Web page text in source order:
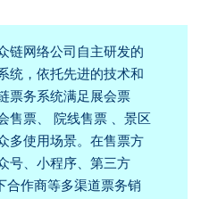
链网络公司自主研发的
统，依托先进的技术和
票务系统满足展会票
售票、 院线售票 、景区
多使用场景。在售票方
号、小程序、第三方
合作商等多渠道票务销